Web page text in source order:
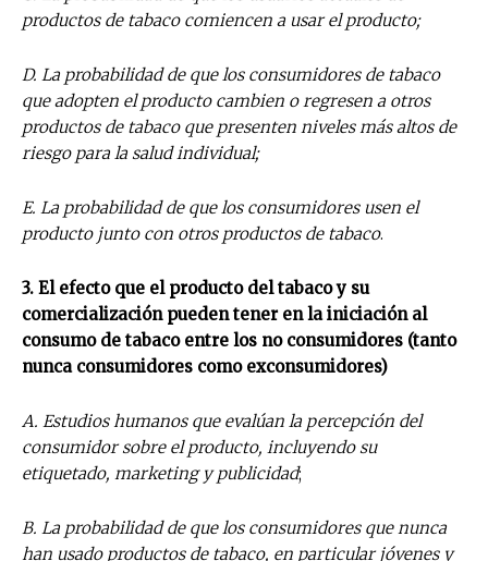
productos de tabaco comiencen a usar el producto;
D. La probabilidad de que los consumidores de tabaco
que adopten el producto cambien o regresen a otros
productos de tabaco que presenten niveles más altos de
riesgo para la salud individual;
E. La probabilidad de que los consumidores usen el
producto junto con otros productos de tabaco.
3. El efecto que el producto del tabaco y su
comercialización pueden tener en la iniciación al
consumo de tabaco entre los no consumidores (tanto
nunca consumidores como exconsumidores)
A. Estudios humanos que evalúan la percepción del
consumidor sobre el producto, incluyendo su
etiquetado, marketing y publicidad;
B. La probabilidad de que los consumidores que nunca
han usado productos de tabaco, en particular jóvenes y